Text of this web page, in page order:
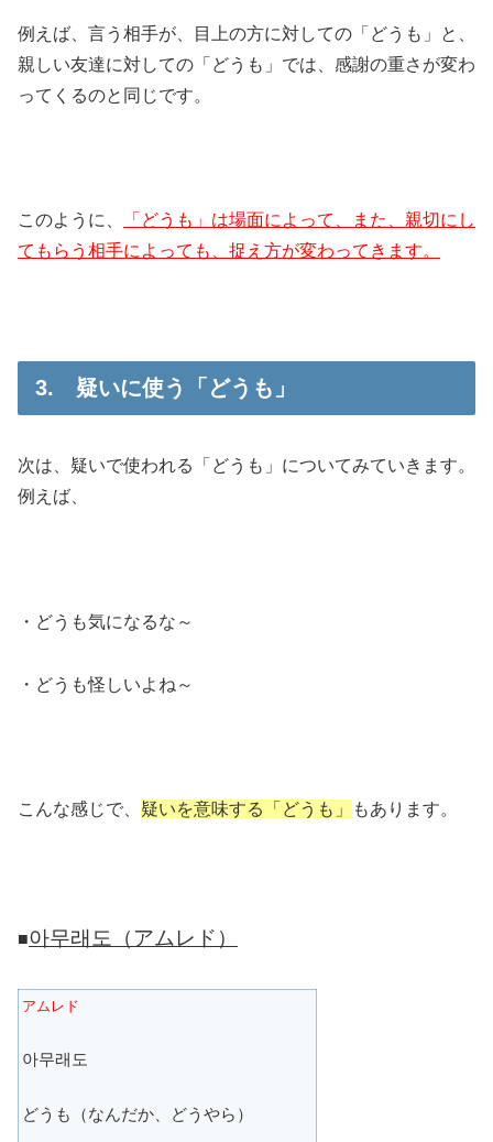
例えば、言う相手が、目上の方に対しての「どうも」と、
親しい友達に対しての「どうも」では、感謝の重さが変わ
ってくるのと同じです。
このように、
「どうも」は場面によって、また、親切にし
てもらう相手によっても、捉え方が変わってきます。
3. 疑いに使う「どうも」
次は、疑いで使われる「どうも」についてみていきます。
例えば、
・どうも気になるな～
・どうも怪しいよね～
こんな感じで、 疑いを意味する「どうも」 もあります。
■아무래도（アムレド）
アムレド
아무래도
どうも（なんだか、どうやら）